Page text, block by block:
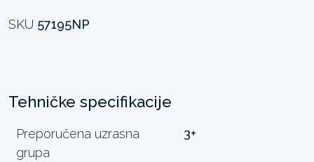
SKU 57195NP
Tehničke specifikacije
Preporučena uzrasna
grupa
3+